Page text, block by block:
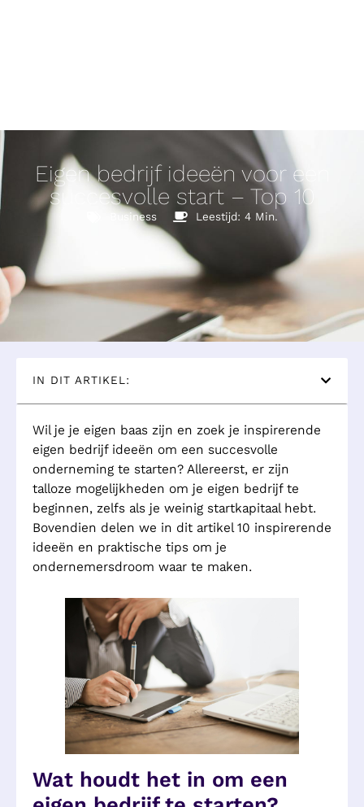
Eigen bedrijf ideeën voor een
succesvolle start – Top 10
Business Leestijd: 4 Min.
IN DIT ARTIKEL:
Wil je je eigen baas zijn en zoek je inspirerende
eigen bedrijf ideeën om een succesvolle
onderneming te starten? Allereerst, er zijn
talloze mogelijkheden om je eigen bedrijf te
beginnen, zelfs als je weinig startkapitaal hebt.
Bovendien delen we in dit artikel 10 inspirerende
ideeën en praktische tips om je
ondernemersdroom waar te maken.
Wat houdt het in om een